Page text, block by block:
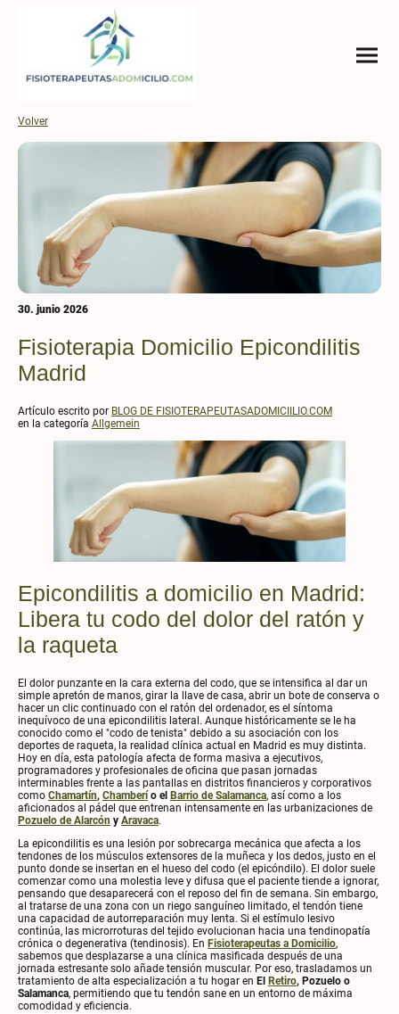
Volver
30. junio 2026
Fisioterapia Domicilio Epicondilitis
Madrid
Artículo escrito por BLOG DE FISIOTERAPEUTASADOMICIILIO.COM
en la categoría Allgemein
Epicondilitis a domicilio en Madrid:
Libera tu codo del dolor del ratón y
la raqueta
El dolor punzante en la cara externa del codo, que se intensifica al dar un
simple apretón de manos, girar la llave de casa, abrir un bote de conserva o
hacer un clic continuado con el ratón del ordenador, es el síntoma
inequívoco de una epicondilitis lateral. Aunque históricamente se le ha
conocido como el "codo de tenista" debido a su asociación con los
deportes de raqueta, la realidad clínica actual en Madrid es muy distinta.
Hoy en día, esta patología afecta de forma masiva a ejecutivos,
programadores y profesionales de oficina que pasan jornadas
interminables frente a las pantallas en distritos financieros y corporativos
como Chamartín, Chamberí o el Barrio de Salamanca, así como a los
aficionados al pádel que entrenan intensamente en las urbanizaciones de
Pozuelo de Alarcón y Aravaca.
La epicondilitis es una lesión por sobrecarga mecánica que afecta a los
tendones de los músculos extensores de la muñeca y los dedos, justo en el
punto donde se insertan en el hueso del codo (el epicóndilo). El dolor suele
comenzar como una molestia leve y difusa que el paciente tiende a ignorar,
pensando que desaparecerá con el reposo del fin de semana. Sin embargo,
al tratarse de una zona con un riego sanguíneo limitado, el tendón tiene
una capacidad de autorreparación muy lenta. Si el estímulo lesivo
continúa, las microrroturas del tejido evolucionan hacia una tendinopatía
crónica o degenerativa (tendinosis). En Fisioterapeutas a Domicilio,
sabemos que desplazarse a una clínica masificada después de una
jornada estresante solo añade tensión muscular. Por eso, trasladamos un
tratamiento de alta especialización a tu hogar en El Retiro, Pozuelo o
Salamanca, permitiendo que tu tendón sane en un entorno de máxima
comodidad y eficiencia.